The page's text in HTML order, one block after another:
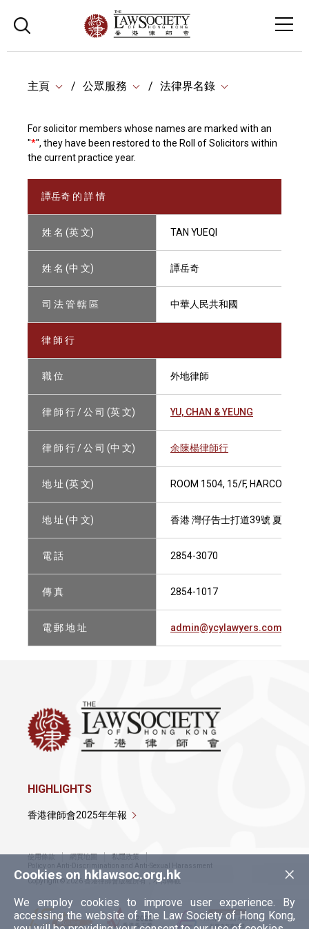
主頁 公眾服務 法律界名錄
For solicitor members whose names are marked with an
"*", they have been restored to the Roll of Solicitors within
the current practice year.
譚岳奇 的 詳 情
姓 名 (英 文) TAN YUEQI
姓 名 (中 文) 譚岳奇
司 法 管 轄 區 中華人民共和國
律 師 行
職 位 外地律師
律 師 行 / 公 司 (英 文) YU, CHAN & YEUNG
律 師 行 / 公 司 (中 文) 余陳楊律師行
地 址 (英 文) ROOM 1504, 15/F, HARCOURT
地 址 (中 文) 香港 灣仔告士打道39號 夏愨大
電 話 2854-3070
傳 真 2854-1017
電 郵 地 址 admin@ycylawyers.com.hk
×
Cookies on hklawsoc.org.hk
We employ cookies to improve user experience. By
accessing the website of The Law Society of Hong Kong,
HIGHLIGHTS
香港律師會2025年年報
使用條款 網頁地圖
私隱政策
Policy on Anti-Discrimination and Anti-Sexual Harassment
Copyright © 2026 香港律師會版權所有，不得轉載